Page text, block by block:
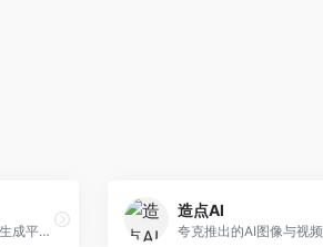
快手推出的AI视频生成平台，支持文生视频和图生视频，可生成长达2分钟的高质量视频内容。面向短视频创作者和营销人员，操作简便，生成效果逼真，适合商业推广和创意表达。
造点AI